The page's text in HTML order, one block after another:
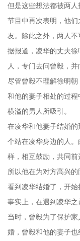
但是这些想法都被两
节目中再次表明，他们
友。除此之外，两人不
据报道，凌华的丈夫
人，专门去问曾毅，并
尽管曾毅不理解徐明
和他的妻子相处的过
横溢的男人所吸引。
在凌华和他妻子结婚
个站在凌华身边的人
样，相互鼓励，共同前
所以他在为对方高兴
看到凌华结婚了，开始
事实上，在遇到凌华之
当时，曾毅为了保护
婚，曾毅和他的妻子也